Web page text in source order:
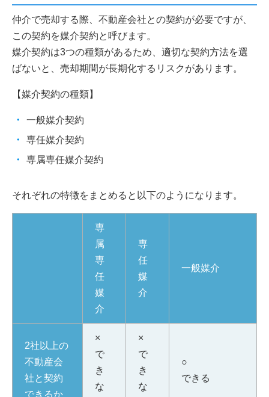
仲介で売却する際、不動産会社との契約が必要ですが、
この契約を媒介契約と呼びます。
媒介契約は3つの種類があるため、適切な契約方法を選
ばないと、売却期間が長期化するリスクがあります。
【媒介契約の種類】
一般媒介契約
専任媒介契約
専属専任媒介契約
それぞれの特徴をまとめると以下のようになります。
専
属
専
任
媒
介
専
任
媒
介
一般媒介
2社以上の
不動産会
社と契約
できるか
×
で
き
な
×
で
き
な
○
できる